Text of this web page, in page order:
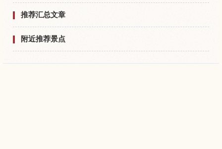
推荐汇总文章
附近推荐景点